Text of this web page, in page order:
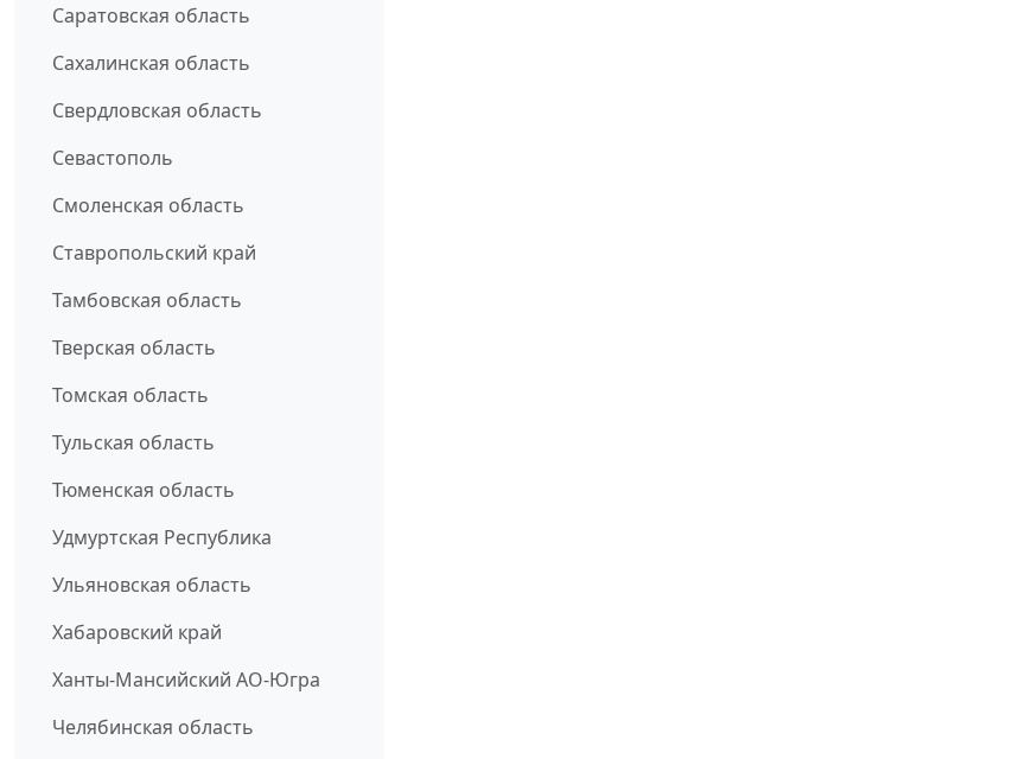
Саратовская область
Сахалинская область
Свердловская область
Севастополь
Смоленская область
Ставропольский край
Тамбовская область
Тверская область
Томская область
Тульская область
Тюменская область
Удмуртская Республика
Ульяновская область
Хабаровский край
Ханты-Мансийский АО-Югра
Челябинская область